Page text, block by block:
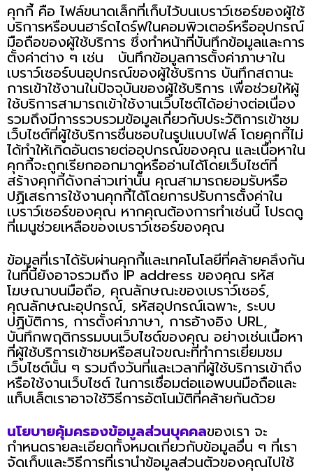
คุกกี้ คือ ไฟล์ขนาดเล็กที่เก็บไว้บนเบราว์เซอร์ของผู้ใช้
บริการหรือบนฮาร์ดไดร์ฟในคอมพิวเตอร์หรืออุปกรณ์
มือถือของผู้ใช้บริการ ซึ่งทำหน้าที่บันทึกข้อมูลและการ
ตั้งค่าต่าง ๆ เช่น บันทึกข้อมูลการตั้งค่าภาษาใน
เบราว์เซอร์บนอุปกรณ์ของผู้ใช้บริการ บันทึกสถานะ
การเข้าใช้งานในปัจจุบันของผู้ใช้บริการ เพื่อช่วยให้ผู้
ใช้บริการสามารถเข้าใช้งานเว็บไซต์ได้อย่างต่อเนื่อง
รวมถึงมีการรวบรวมข้อมูลเกี่ยวกับประวัติการเข้าชม
เว็บไซต์ที่ผู้ใช้บริการชื่นชอบในรูปแบบไฟล์ โดยคุกกี้ไม่
ได้ทำให้เกิดอันตรายต่ออุปกรณ์ของคุณ และเนื้อหาใน
คุกกี้จะถูกเรียกออกมาดูหรืออ่านได้โดยเว็บไซต์ที่
สร้างคุกกี้ดังกล่าวเท่านั้น คุณสามารถยอมรับหรือ
ปฏิเสธการใช้งานคุกกี้ได้โดยการปรับการตั้งค่าใน
เบราว์เซอร์ของคุณ หากคุณต้องการทำเช่นนี้ โปรดดู
ที่เมนูช่วยเหลือของเบราว์เซอร์ของคุณ
ข้อมูลที่เราได้รับผ่านคุกกี้และเทคโนโลยีที่คล้ายคลึงกัน
ในที่นี้ยังอาจรวมถึง IP address ของคุณ รหัส
โฆษณาบนมือถือ, คุณลักษณะของเบราว์เซอร์,
คุณลักษณะอุปกรณ์, รหัสอุปกรณ์เฉพาะ, ระบบ
ปฏิบัติการ, การตั้งค่าภาษา, การอ้างอิง URL,
บันทึกพฤติกรรมบนเว็บไซต์ของคุณ อย่างเช่นเนื้อหา
ที่ผู้ใช้บริการเข้าชมหรือสนใจขณะที่ทำการเยี่ยมชม
เว็บไซต์นั้น ๆ รวมถึงวันที่และเวลาที่ผู้ใช้บริการเข้าถึง
หรือใช้งานเว็บไซต์ ในการเชื่อมต่อแอพบนมือถือและ
แท็บเล็ตเราอาจใช้วิธีการอัตโนมัติที่คล้ายกันด้วย
นโยบายคุ้มครองข้อมูลส่วนบุคคลของเรา จะ
กำหนดรายละเอียดทั้งหมดเกี่ยวกับข้อมูลอื่น ๆ ที่เรา
จัดเก็บและวิธีการที่เรานำข้อมูลส่วนตัวของคุณไปใช้